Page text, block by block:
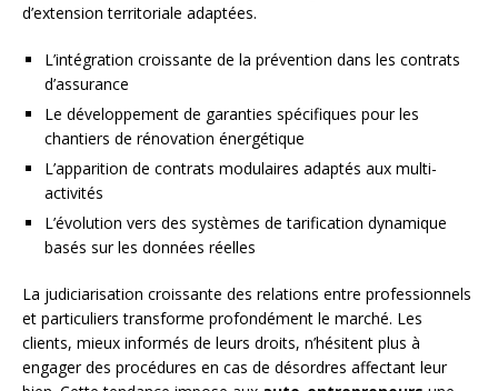
d’extension territoriale adaptées.
L’intégration croissante de la prévention dans les contrats
d’assurance
Le développement de garanties spécifiques pour les
chantiers de rénovation énergétique
L’apparition de contrats modulaires adaptés aux multi-
activités
L’évolution vers des systèmes de tarification dynamique
basés sur les données réelles
La judiciarisation croissante des relations entre professionnels
et particuliers transforme profondément le marché. Les
clients, mieux informés de leurs droits, n’hésitent plus à
engager des procédures en cas de désordres affectant leur